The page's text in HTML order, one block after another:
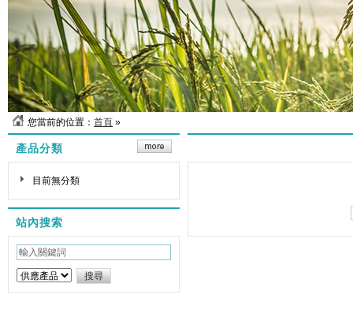
您當前的位置： 首頁 »
產品分類
目前無分類
站內搜索